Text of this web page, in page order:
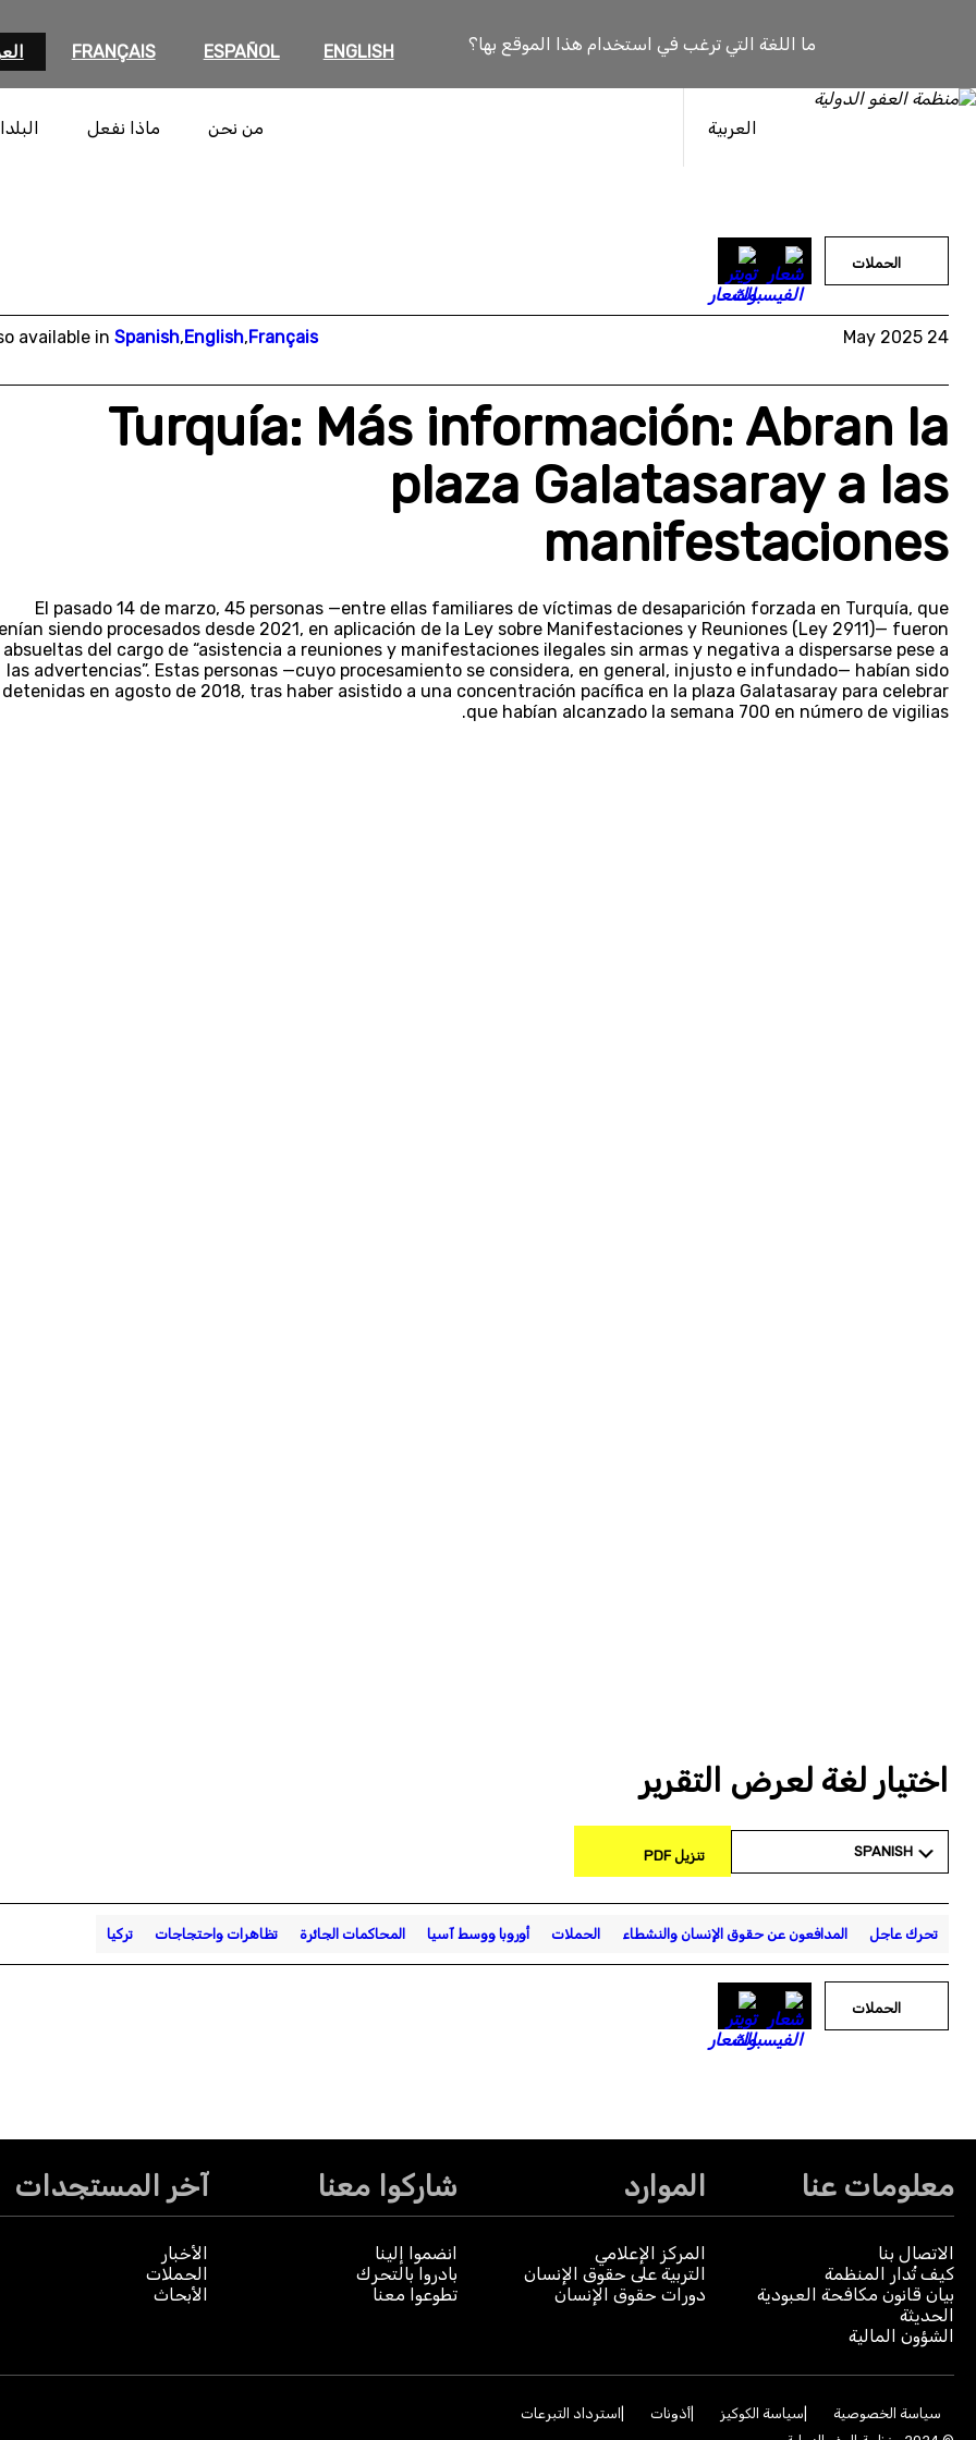
ما اللغة التي ترغب في استخدام هذا الموقع بها؟ ENGLISH
ESPAÑOL
FRANÇAIS
العربية من نحن ماذا نفعل
الحملات
24 May 2025
available in Spanish,English,Français
Turquía: Más información: Abran la
plaza Galatasaray a las
manifestaciones
El pasado 14 de marzo, 45 personas —entre ellas familiares de víctimas de desaparición forzada en Turquía, que
siendo procesados desde 2021, en aplicación de la Ley sobre Manifestaciones y Reuniones (Ley 2911)— fueron
absueltas del cargo de “asistencia a reuniones y manifestaciones ilegales sin armas y negativa a dispersarse pese a
las advertencias”. Estas personas —cuyo procesamiento se considera, en general, injusto e infundado— habían sido
detenidas en agosto de 2018, tras haber asistido a una concentración pacífica en la plaza Galatasaray para celebrar
que habían alcanzado la semana 700 en número de vigilias.
اختيار لغة لعرض التقرير
SPANISH تنزيل PDF
تحرك عاجل المدافعون عن حقوق الإنسان والنشطاء الحملات أوروبا ووسط آسيا المحاكمات الجائرة تظاهرات واحتجاجات تركيا
الحملات
معلومات عنا
الاتصال بنا
كيف تُدار المنظمة
بيان قانون مكافحة العبودية
الحديثة
الشؤون المالية
الموارد
المركز الإعلامي
التربية على حقوق الإنسان
دورات حقوق الإنسان
شاركوا معنا
انضموا إلينا
بادروا بالتحرك
تطوعوا معنا
آخر المستجدات
الأخبار
الحملات
الأبحاث
سياسة الخصوصية سياسة الكوكيز أذونات
استرداد التبرعات